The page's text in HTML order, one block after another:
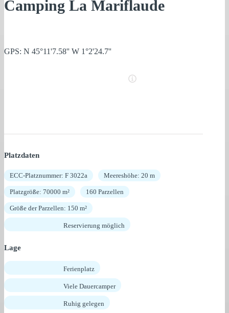
Camping La Mariflaude
GPS: N 45°11'7.58'' W 1°2'24.7''
Platzdaten
ECC-Platznummer: F 3022a Meereshöhe: 20 m
Platzgröße: 70000 m² 160 Parzellen
Größe der Parzellen: 150 m²
Reservierung möglich
Lage
Ferienplatz
Viele Dauercamper
Ruhig gelegen